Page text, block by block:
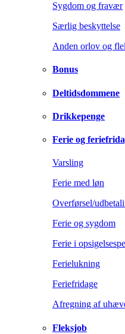
Sygdom og fravær
Særlig beskyttelse
Anden orlov og
Bonus
Deltidsdommene
Drikkepenge
Ferie og
Varsling
Ferie med løn
Overførsel/
Ferie og sygdom
Ferie i
Ferielukning
Feriefridage
Afregning af
Fleksjob